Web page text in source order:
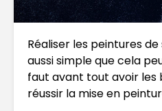
Réaliser les peintures
aussi simple que cela
faut avant tout avoir les
réussir la mise en